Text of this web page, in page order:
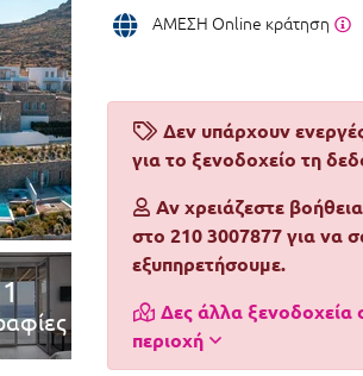
ΑΜΕΣΗ Online κράτηση
Δεν υπάρχουν
για το ξενοδοχείο τη
Αν χρειάζεστε
στο 210 3007877 για να
εξυπηρετήσουμε.
Δες άλλα ξενοδοχεία
περιοχή